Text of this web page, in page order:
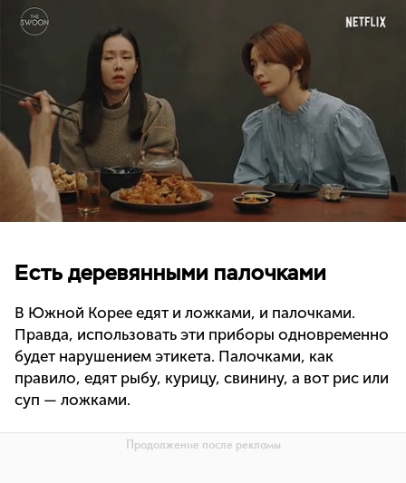
Есть деревянными палочками
В Южной Корее едят и ложками, и палочками.
Правда, использовать эти приборы одновременно
будет нарушением этикета. Палочками, как
правило, едят рыбу, курицу, свинину, а вот рис или
суп — ложками.